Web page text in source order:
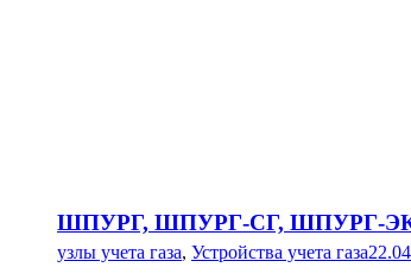
ШПУРГ, ШПУРГ-СГ, ШПУРГ-
узлы учета газа, Устройства учета газа